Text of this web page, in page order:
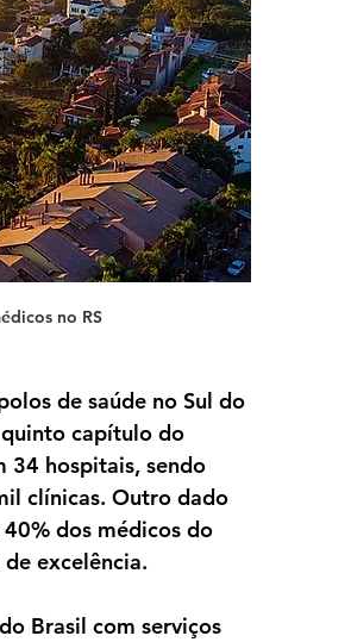
no RS
de saúde no Sul do
capítulo do
34 hospitais, sendo
clínicas. Outro dado
dos médicos do
excelência.
Brasil com serviços